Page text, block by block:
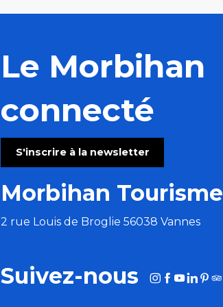
Le Morbihan
connecté
S'inscrire à la newsletter
Morbihan Tourisme
2 rue Louis de Broglie 56038 Vannes
Suivez-nous